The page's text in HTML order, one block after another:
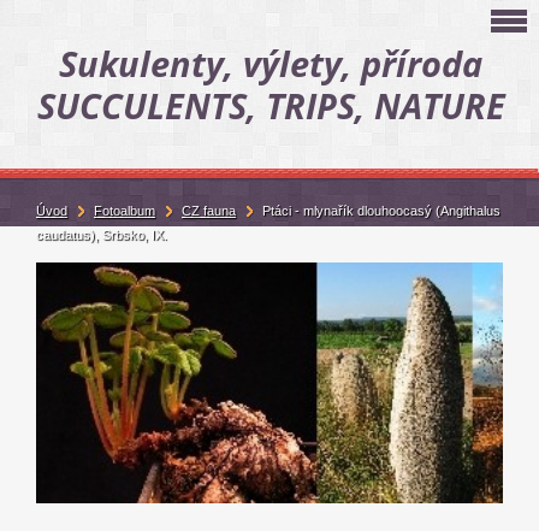
Sukulenty, výlety, příroda
SUCCULENTS, TRIPS, NATURE
Úvod Fotoalbum CZ fauna
Ptáci - mlynařík dlouhoocasý (Angithalus
caudatus), Srbsko, IX.